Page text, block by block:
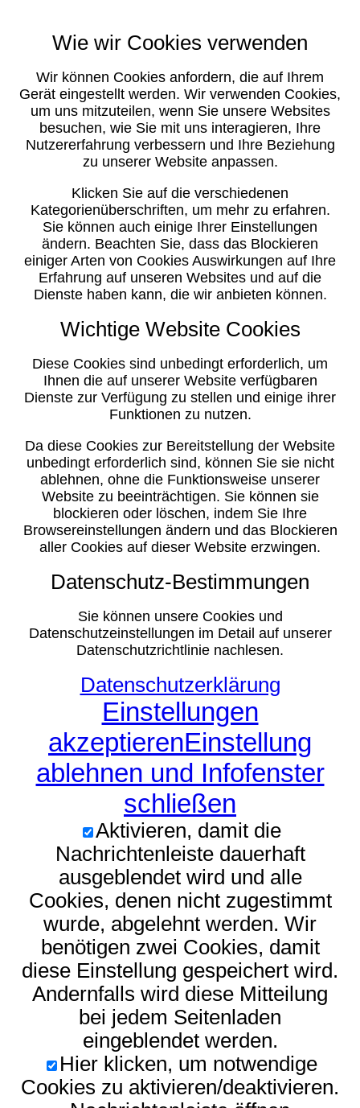
Wie wir Cookies verwenden
Wir können Cookies anfordern, die auf Ihrem
Gerät eingestellt werden. Wir verwenden Cookies,
um uns mitzuteilen, wenn Sie unsere Websites
besuchen, wie Sie mit uns interagieren, Ihre
Nutzererfahrung verbessern und Ihre Beziehung
zu unserer Website anpassen.
Klicken Sie auf die verschiedenen
Kategorienüberschriften, um mehr zu erfahren.
Sie können auch einige Ihrer Einstellungen
ändern. Beachten Sie, dass das Blockieren
einiger Arten von Cookies Auswirkungen auf Ihre
Erfahrung auf unseren Websites und auf die
Dienste haben kann, die wir anbieten können.
Wichtige Website Cookies
Diese Cookies sind unbedingt erforderlich, um
Ihnen die auf unserer Website verfügbaren
Dienste zur Verfügung zu stellen und einige ihrer
Funktionen zu nutzen.
Da diese Cookies zur Bereitstellung der Website
unbedingt erforderlich sind, können Sie sie nicht
ablehnen, ohne die Funktionsweise unserer
Website zu beeinträchtigen. Sie können sie
blockieren oder löschen, indem Sie Ihre
Browsereinstellungen ändern und das Blockieren
aller Cookies auf dieser Website erzwingen.
Datenschutz-Bestimmungen
Sie können unsere Cookies und
Datenschutzeinstellungen im Detail auf unserer
Datenschutzrichtlinie nachlesen.
Datenschutzerklärung
Einstellungen
akzeptierenEinstellung
ablehnen und Infofenster
schließen
Aktivieren, damit die
Nachrichtenleiste dauerhaft
ausgeblendet wird und alle
Cookies, denen nicht zugestimmt
wurde, abgelehnt werden. Wir
benötigen zwei Cookies, damit
diese Einstellung gespeichert wird.
Andernfalls wird diese Mitteilung
bei jedem Seitenladen
eingeblendet werden.
Hier klicken, um notwendige
Cookies zu aktivieren/deaktivieren.